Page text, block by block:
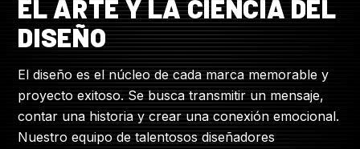
EL ARTE Y LA CIENCIA DEL
DISEÑO
El diseño es el núcleo de cada marca memorable y
proyecto exitoso. Se busca transmitir un mensaje,
contar una historia y crear una conexión emocional.
Nuestro equipo de talentosos diseñadores